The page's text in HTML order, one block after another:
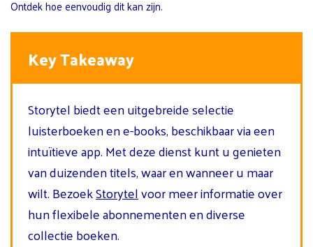
Ontdek hoe eenvoudig dit kan zijn.
Key Takeaway
Storytel biedt een uitgebreide selectie
luisterboeken en e-books, beschikbaar via een
intuïtieve app. Met deze dienst kunt u genieten
van duizenden titels, waar en wanneer u maar
wilt. BezoekStorytelvoor meer informatie over
hun flexibele abonnementen en diverse
collectie boeken.